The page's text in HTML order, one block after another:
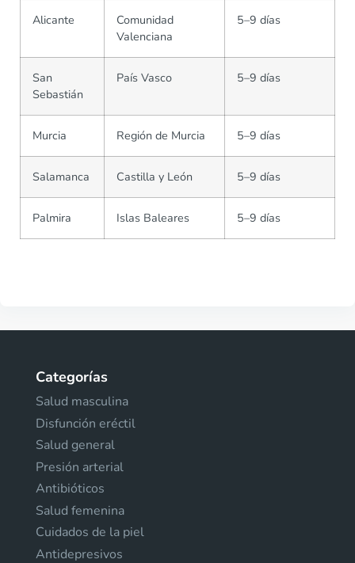
Alicante
Comunidad
Valenciana
5–9 días
San
Sebastián
País Vasco 5–9 días
Murcia Región de Murcia 5–9 días
Salamanca Castilla y León 5–9 días
Palmira Islas Baleares 5–9 días
Categorías
Salud masculina
Disfunción eréctil
Salud general
Presión arterial
Antibióticos
Salud femenina
Cuidados de la piel
Antidepresivos